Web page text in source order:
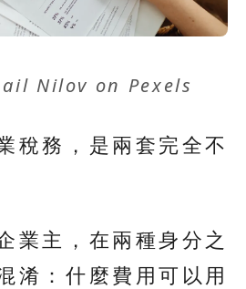
Nilov on Pexels
稅務，是兩套完全不
業主，在兩種身分之
淆：什麼費用可以用